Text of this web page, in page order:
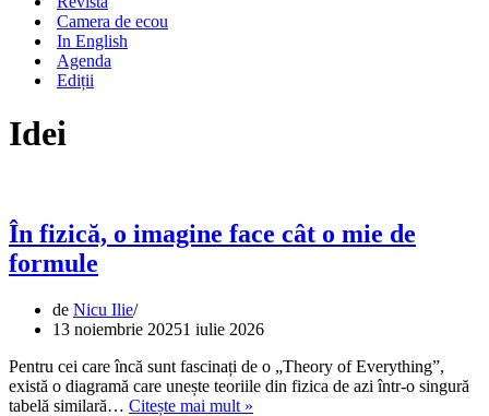
Camera de ecou
In English
Agenda
Ediții
Idei
În fizică, o imagine face cât o mie de
formule
de Nicu Ilie
13 noiembrie 20251 iulie 2026
Pentru cei care încă sunt fascinați de o „Theory of Everything”,
există o diagramă care unește teoriile din fizica de azi într-o singură
tabelă similară… Citește mai mult »